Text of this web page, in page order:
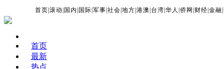
首页 |滚动 国内 国际 |军事 |社会 |地方 |港澳 台湾 |华人 |侨网 财经 |金融 |
首页
最新
热点